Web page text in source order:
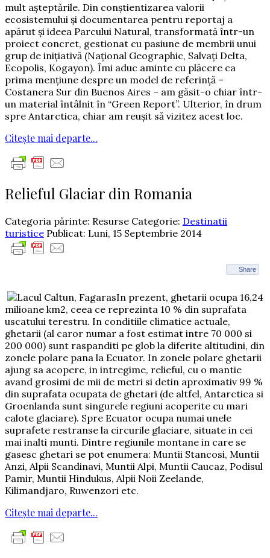
mult aşteptările. Din conştientizarea valorii
ecosistemului şi documentarea pentru reportaj a
apărut şi ideea Parcului Natural, transformată într-un
proiect concret, gestionat cu pasiune de membrii unui
grup de iniţiativă (Naţional Geographic, Salvaţi Delta,
Ecopolis, Kogayon). Îmi aduc aminte cu plăcere ca
prima menţiune despre un model de referinţă –
Costanera Sur din Buenos Aires – am găsit-o chiar într-
un material întâlnit în “Green Report”. Ulterior, în drum
spre Antarctica, chiar am reuşit să vizitez acest loc.
Citește mai departe...
Relieful Glaciar din Romania
Categoria părinte: Resurse Categorie: Destinatii
turistice Publicat: Luni, 15 Septembrie 2014
Share
In prezent, ghetarii ocupa 16,24
milioane km2, ceea ce reprezinta 10 % din suprafata
uscatului terestru. In conditiile climatice actuale,
ghetarii (al caror numar a fost estimat intre 70 000 si
200 000) sunt raspanditi pe glob la diferite altitudini, din
zonele polare pana la Ecuator. In zonele polare ghetarii
ajung sa acopere, in intregime, relieful, cu o mantie
avand grosimi de mii de metri si detin aproximativ 99 %
din suprafata ocupata de ghetari (de altfel, Antarctica si
Groenlanda sunt singurele regiuni acoperite cu mari
calote glaciare). Spre Ecuator ocupa numai unele
suprafete restranse la circurile glaciare, situate in cei
mai inalti munti. Dintre regiunile montane in care se
gasesc ghetari se pot enumera: Muntii Stancosi, Muntii
Anzi, Alpii Scandinavi, Muntii Alpi, Muntii Caucaz, Podisul
Pamir, Muntii Hindukus, Alpii Noii Zeelande,
Kilimandjaro, Ruwenzori etc.
Citește mai departe...